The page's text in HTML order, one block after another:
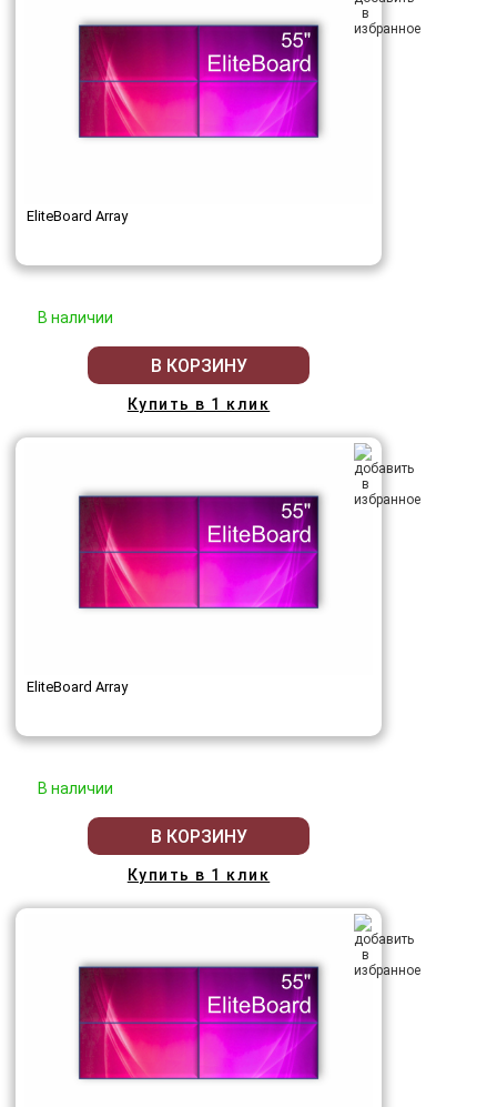
EliteBoard Array
В наличии
В КОРЗИНУ
Купить в 1 клик
EliteBoard Array
В наличии
В КОРЗИНУ
Купить в 1 клик